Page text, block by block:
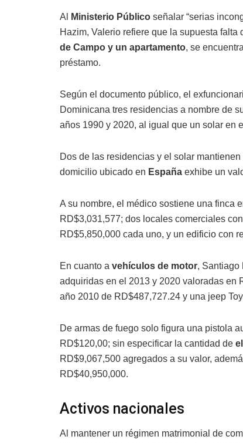
Al Ministerio Público señalar “serias
Hazim, Valerio refiere que la supuesta
de Campo y un apartamento, se
préstamo.
Según el documento público, el
Dominicana tres residencias a nombre de
años 1990 y 2020, al igual que un solar en
Dos de las residencias y el solar
domicilio ubicado en España exhibe un
A su nombre, el médico sostiene una finca
RD$3,031,577; dos locales comerciales
RD$5,850,000 cada uno, y un edificio con
En cuanto a vehículos de motor, Santiago
adquiridas en el 2013 y 2020 valoradas en
año 2010 de RD$487,727.24 y una jeep
De armas de fuego solo figura una pistola
RD$120,00; sin especificar la cantidad de
RD$9,067,500 agregados a su valor,
RD$40,950,000.
Activos nacionales
Al mantener un régimen matrimonial de